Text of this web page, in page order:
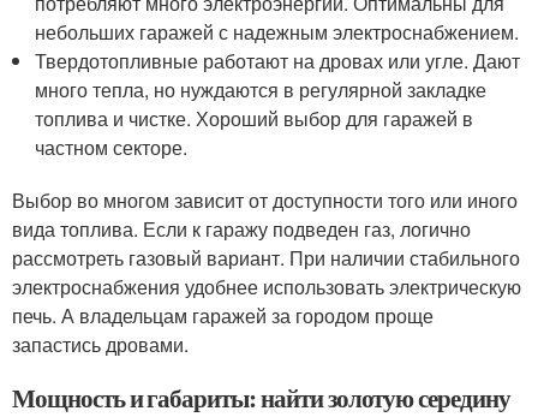
небольших гаражей с надежным электроснабжением.
Твердотопливные работают на дровах или угле. Дают
много тепла, но нуждаются в регулярной закладке
топлива и чистке. Хороший выбор для гаражей в
частном секторе.
Выбор во многом зависит от доступности того или иного
вида топлива. Если к гаражу подведен газ, логично
рассмотреть газовый вариант. При наличии стабильного
электроснабжения удобнее использовать электрическую
печь. А владельцам гаражей за городом проще
запастись дровами.
Мощность и габариты: найти золотую середину